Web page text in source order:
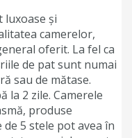
luxoase și
camerelor,
oferit. La fel ca
de pat sunt numai
sau de mătase.
la 2 zile. Camerele
produse
5 stele pot avea în